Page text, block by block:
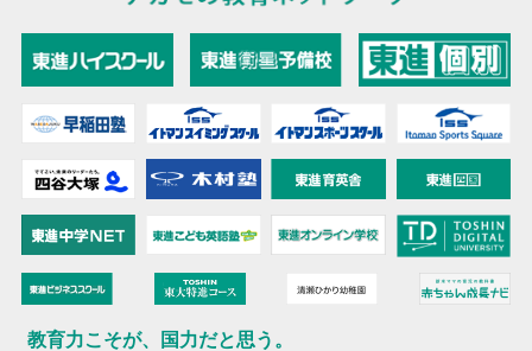
教育力こそが、国力だと思う。